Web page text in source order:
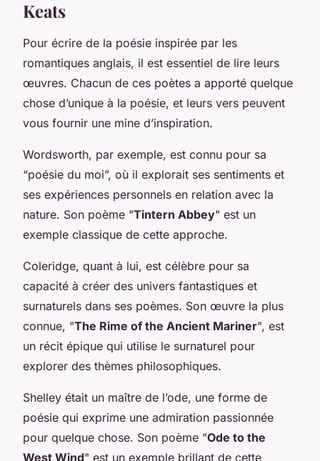
Keats
Pour écrire de la poésie inspirée par les
romantiques anglais, il est essentiel de lire leurs
œuvres. Chacun de ces poètes a apporté quelque
chose d’unique à la poésie, et leurs vers peuvent
vous fournir une mine d’inspiration.
Wordsworth, par exemple, est connu pour sa
“poésie du moi”, où il explorait ses sentiments et
ses expériences personnels en relation avec la
nature. Son poème "Tintern Abbey" est un
exemple classique de cette approche.
Coleridge, quant à lui, est célèbre pour sa
capacité à créer des univers fantastiques et
surnaturels dans ses poèmes. Son œuvre la plus
connue, "The Rime of the Ancient Mariner", est
un récit épique qui utilise le surnaturel pour
explorer des thèmes philosophiques.
Shelley était un maître de l’ode, une forme de
poésie qui exprime une admiration passionnée
pour quelque chose. Son poème "Ode to the
West Wind" est un exemple brillant de cette